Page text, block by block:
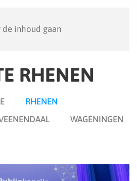
de inhoud gaan
RHENEN
RHENEN
WAGENINGEN